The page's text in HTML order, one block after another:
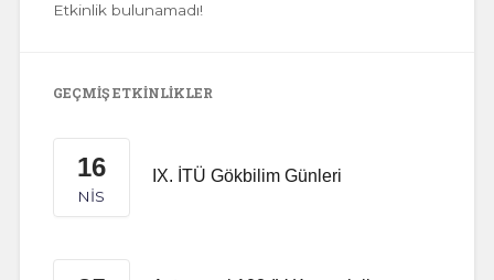
Etkinlik bulunamadı!
GEÇMIŞ ETKINLIKLER
16
NIS
IX. İTÜ Gökbilim Günleri